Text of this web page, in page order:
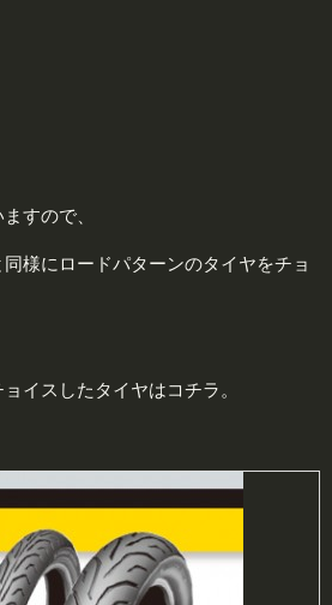
すので、
様にロードパターンのタイヤをチョ
イスしたタイヤはコチラ。